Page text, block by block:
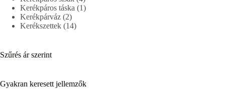
termék
Kerékpáros táska 11
Kerékpárváz 22
termék
Kerékszettek 1414
Szűrés ár szerint
Gyakran keresett jellemzők